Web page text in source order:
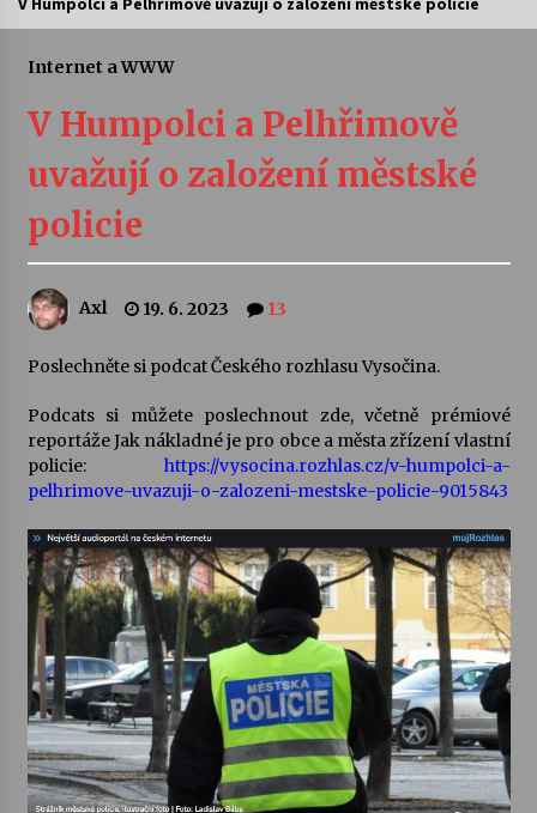
Sukuba Ensemble
kapkou
Veselí muzikanti
Pozvánka na integrační festival Quijotova
28. 7. 2026
Letní koncerty ve Stromovce: Kolchoz a
Jenakaši
Votavžatský ploty
23. 7. 2026
Letní koncerty ve Stromovce: Rufus Miller
22. 7. 2026
Vysočinka
Internet a WWW
V Humpolci a Pelhřimově
uvažují o založení městské
policie
Axl 19. 6. 2023 13
Poslechněte si podcat Českého rozhlasu Vysočina.
Podcats si můžete poslechnout zde, včetně prémiové
reportáže Jak nákladné je pro obce a města zřízení vlastní
policie:https://vysocina.rozhlas.cz/v-humpolci-a-
pelhrimove-uvazuji-o-zalozeni-mestske-policie-9015843